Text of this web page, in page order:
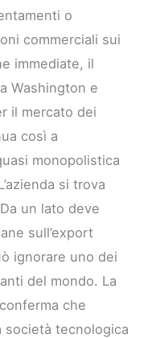
o
commerciali sui
immediate, il
Washington e
il mercato dei
così a
monopolistica
si trova
un lato deve
sull’export
ignorare uno dei
del mondo. La
che
società tecnologica